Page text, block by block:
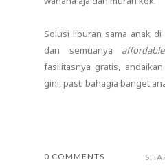
Solusi liburan sama anak
dan semuanya affordable
fasilitasnya gratis,
gini, pasti bahagia banget
0 COMMENTS